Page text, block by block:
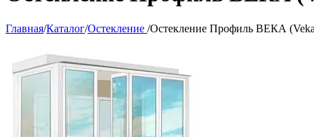
Главная/Каталог/Остекление /Остекление Профиль ВЕКА